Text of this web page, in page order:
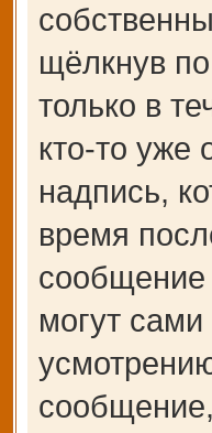
щёлкнув
только в
кто-то уже
надпись,
время
сообщение
могут